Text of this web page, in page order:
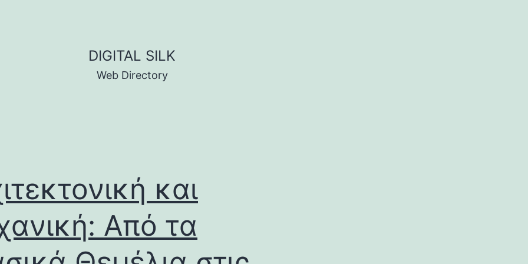
DIGITAL SILK
Web Directory
και
Από τα